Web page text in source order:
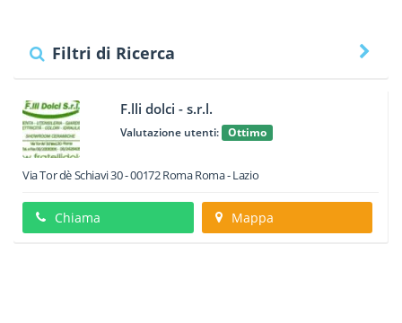
Filtri di Ricerca
F.lli dolci - s.r.l.
Valutazione utenti: Ottimo
Via Tor dè Schiavi 30-00172RomaRoma -Lazio
Chiama Mappa